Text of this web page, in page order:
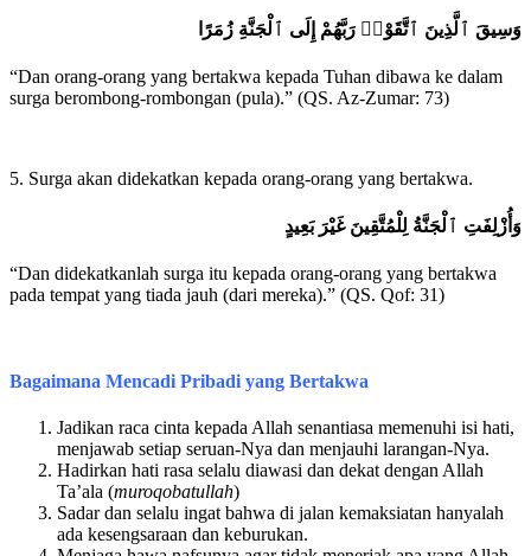
وَسِيقَ ٱلَّذِينَ ٱتَّقَوْا۟ رَبَّهُمْ إِلَى ٱلْجَنَّةِ زُمَرًا
“Dan orang-orang yang bertakwa kepada Tuhan dibawa ke dalam
surga berombong-rombongan (pula).” (QS. Az-Zumar: 73)
5. Surga akan didekatkan kepada orang-orang yang bertakwa.
وَأُزْلِفَتِ ٱلْجَنَّةُ لِلْمُتَّقِينَ غَيْرَ بَعِيدٍ
“Dan didekatkanlah surga itu kepada orang-orang yang bertakwa
pada tempat yang tiada jauh (dari mereka).” (QS. Qof: 31)
Bagaimana Mencadi Pribadi yang Bertakwa
Jadikan raca cinta kepada Allah senantiasa memenuhi isi hati,
menjawab setiap seruan-Nya dan menjauhi larangan-Nya.
Hadirkan hati rasa selalu diawasi dan dekat dengan Allah
Ta’ala (muroqobatullah)
Sadar dan selalu ingat bahwa di jalan kemaksiatan hanyalah
ada kesengsaraan dan keburukan.